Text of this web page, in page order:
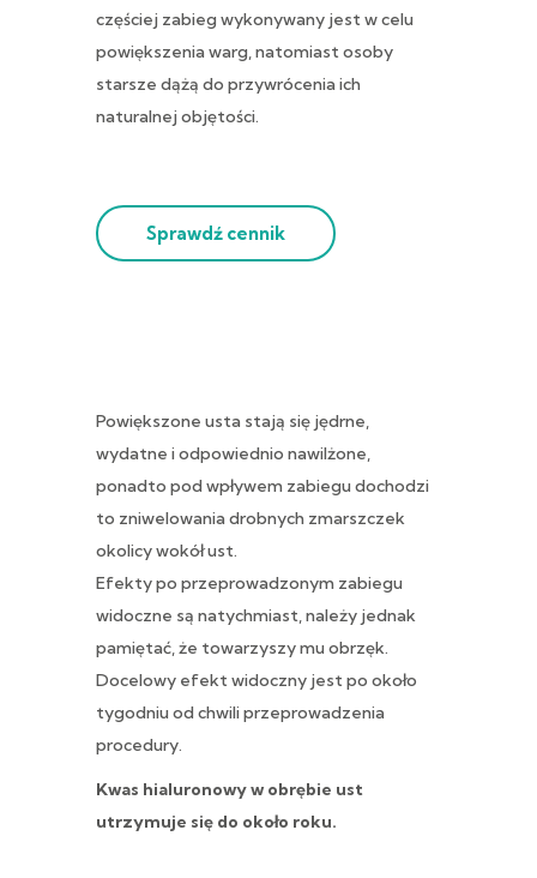
częściej zabieg wykonywany jest w celu
powiększenia warg, natomiast osoby
starsze dążą do przywrócenia ich
naturalnej objętości.
Sprawdź cennik
Powiększone usta stają się jędrne,
wydatne i odpowiednio nawilżone,
ponadto pod wpływem zabiegu dochodzi
to zniwelowania drobnych zmarszczek
okolicy wokół ust.
Efekty po przeprowadzonym zabiegu
widoczne są natychmiast, należy jednak
pamiętać, że towarzyszy mu obrzęk.
Docelowy efekt widoczny jest po około
tygodniu od chwili przeprowadzenia
procedury.
Kwas hialuronowy w obrębie ust
utrzymuje się do około roku.